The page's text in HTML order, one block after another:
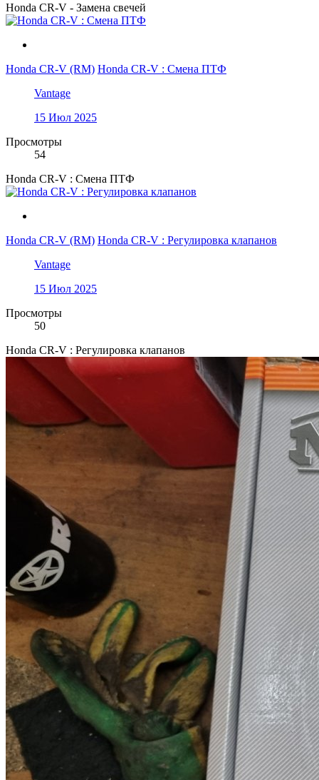
Honda CR-V - Замена свечей
Honda CR-V (RM) Honda CR-V : Смена ПТФ
Vantage
15 Июл 2025
Просмотры
54
Honda CR-V : Смена ПТФ
Honda CR-V (RM) Honda CR-V : Регулировка клапанов
Vantage
15 Июл 2025
Просмотры
50
Honda CR-V : Регулировка клапанов